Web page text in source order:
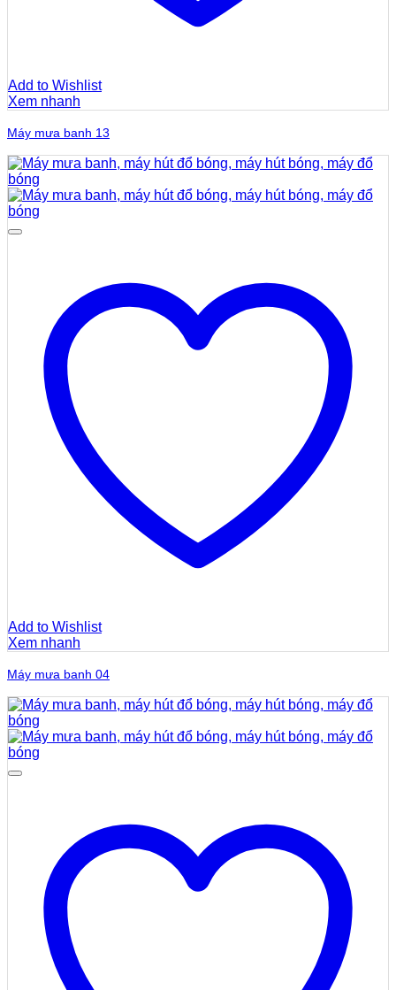
Add to Wishlist
Xem nhanh
Máy mưa banh 13
Add to Wishlist
Xem nhanh
Máy mưa banh 04